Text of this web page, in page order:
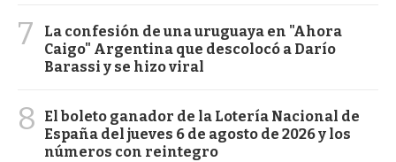
7
La confesión de una uruguaya en "Ahora
Caigo" Argentina que descolocó a Darío
Barassi y se hizo viral
8
El boleto ganador de la Lotería Nacional de
España del jueves 6 de agosto de 2026 y los
números con reintegro